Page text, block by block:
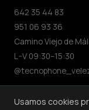
642 35 44 83
951 06 93 36
Camino Viejo de
L–V 09:30–15:30
Usamos cookies